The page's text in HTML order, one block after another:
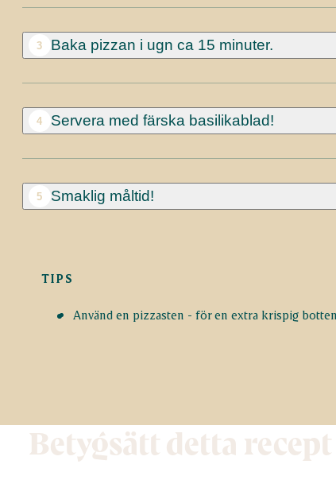
3 Baka pizzan i ugn ca 15 minuter.
4 Servera med färska basilikablad!
5 Smaklig måltid!
TIPS
Använd en pizzasten - för en extra krispig
Betygsätt detta recept